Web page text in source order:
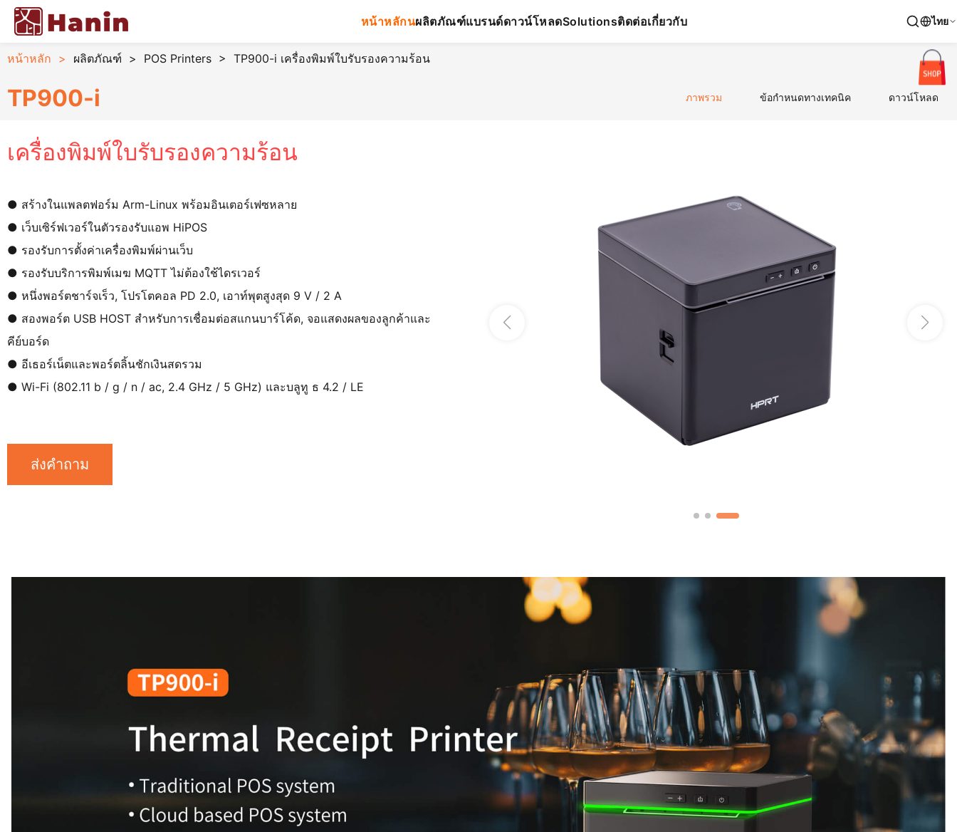
หน้าหลักนผลิตภัณฑ์แบรนด์ดาวน์โหลดSolutionsติดต่อเกี่ยวกับ ไทย
หน้าหลัก > ผลิตภัณฑ์ > POS Printers > TP900-i เครื่องพิมพ์ใบรับรองความร้อน
TP900-i ภาพรวม ข้อกำหนดทางเทคนิค ดาวน์โหลด
เครื่องพิมพ์ใบรับรองความร้อน
● สร้างในแพลตฟอร์ม Arm-Linux พร้อมอินเตอร์เฟซหลาย
● เว็บเซิร์ฟเวอร์ในตัวรองรับแอพ HiPOS
● รองรับการตั้งค่าเครื่องพิมพ์ผ่านเว็บ
● รองรับบริการพิมพ์เมฆ MQTT ไม่ต้องใช้ไดรเวอร์
● หนึ่งพอร์ตชาร์จเร็ว, โปรโตคอล PD 2.0, เอาท์พุตสูงสุด 9 V / 2 A
● สองพอร์ต USB HOST สำหรับการเชื่อมต่อสแกนบาร์โค้ด, จอแสดงผลของลูกค้าและ
คีย์บอร์ด
● อีเธอร์เน็ตและพอร์ตลิ้นชักเงินสดรวม
● Wi-Fi (802.11 b / g / n / ac, 2.4 GHz / 5 GHz) และบลูทู ธ 4.2 / LE
ส่งคำถาม